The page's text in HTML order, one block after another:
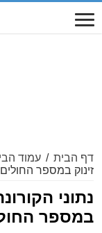
דף הבית / עמוד
זינוק במספר
במספר